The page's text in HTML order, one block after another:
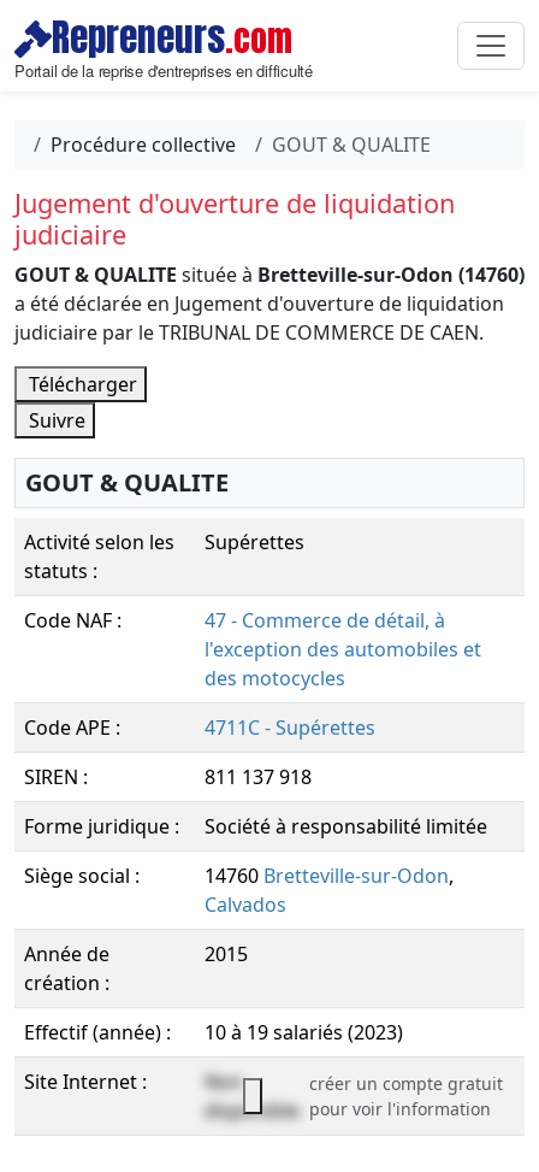
Repreneurs.com
Portail de la reprise d'entreprises en difficulté
Procédure collective GOUT & QUALITE
Jugement d'ouverture de liquidation
judiciaire
GOUT & QUALITE située à Bretteville-sur-Odon (14760)
a été déclarée en Jugement d'ouverture de liquidation
judiciaire par le TRIBUNAL DE COMMERCE DE CAEN.
Télécharger
Suivre
GOUT & QUALITE
Activité selon les
statuts :
Supérettes
Code NAF :
47 - Commerce de détail, à
l'exception des automobiles et
des motocycles
Code APE :
4711C - Supérettes
SIREN :
811 137 918
Forme juridique :
Société à responsabilité limitée
Siège social :
14760 Bretteville-sur-Odon,
Calvados
Année de
création :
2015
Effectif (année) :
10 à 19 salariés (2023)
Site Internet :
Non
disponible
créer un compte gratuit
pour voir l'information